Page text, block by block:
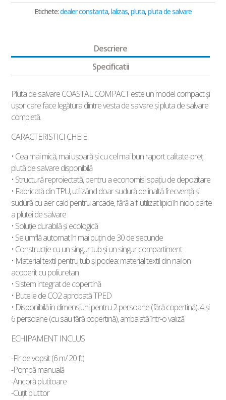
Etichete:dealer constanta,lalizas,pluta,pluta de salvare
Descriere
Specificatii
Pluta de salvare COASTAL COMPACT este un model compact și
ușor care face legătura dintre vesta de salvare și pluta de salvare
completă.
CARACTERISTICI CHEIE
• Cea mai mică, mai ușoară și cu cel mai bun raport calitate-preț
plută de salvare disponibilă
• Structură reproiectată, pentru a economisi spațiu de depozitare
• Fabricată din TPU, utilizând doar sudură de înaltă frecvență și
sudură cu aer cald pentru arcade, fără a fi utilizat lipici în nicio parte
a plutei de salvare
• Soluție durabilă și ecologică
• Se umflă automat în mai puțin de 30 de secunde
• Construcție cu un singur tub și un singur compartiment
• Material textil pentru tub și podea: material textil din nailon
acoperit cu poliuretan
• Sistem integrat de copertină
• Butelie de CO2 aprobată TPED
• Disponibilă în dimensiuni pentru 2 persoane (fără copertină), 4 și
6 persoane (cu sau fără copertină), ambalată într-o valiză
ECHIPAMENT INCLUS
-Fir de vopsit (6 m/ 20 ft)
-Pompă manuală
-Ancoră plutitoare
-Cuțit plutitor